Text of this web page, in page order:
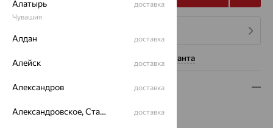
Нужна помощь консультанта
Описание
Вес:14.25 — 18.5
Алатырь
Чувашия
доставка
Алдан доставка
Алейск доставка
Александров доставка
Александровское, Ставропольский край доставка